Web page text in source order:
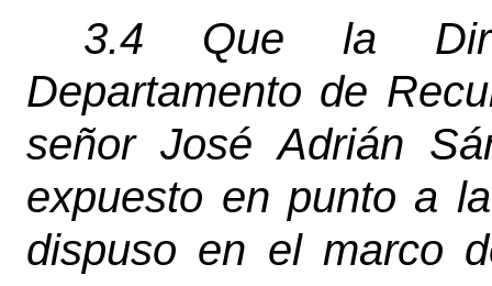
3.4 Que la
Departamento de
señor José Adrián
expuesto en punto a
dispuso en el marco